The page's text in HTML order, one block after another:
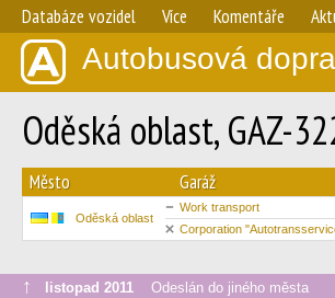
Databáze vozidel Více Komentáře
Autobusová
Oděská oblast, GAZ-
Město Garáž
Oděská oblast
Work transport
Сorporation
↑ listopad 2011 Odeslán do jiného města